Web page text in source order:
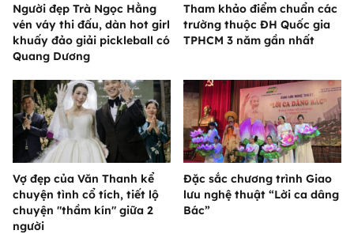
Người đẹp Trà Ngọc Hằng
vén váy thi đấu, dàn hot girl
khuấy đảo giải pickleball có
Quang Dương
Tham khảo điểm chuẩn các
trường thuộc ĐH Quốc gia
TPHCM 3 năm gần nhất
Vợ đẹp của Văn Thanh kể
chuyện tình cổ tích, tiết lộ
chuyện "thầm kín" giữa 2
người
Đặc sắc chương trình Giao
lưu nghệ thuật “Lời ca dâng
Bác”